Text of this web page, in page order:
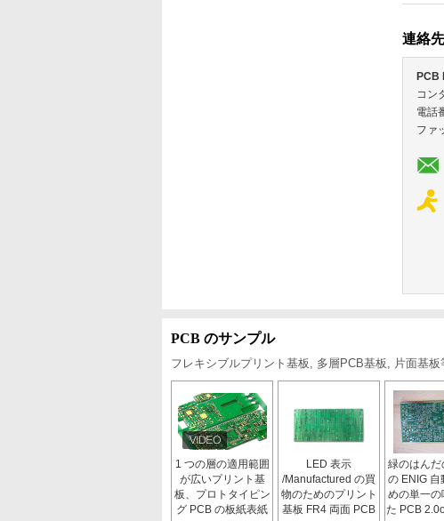
連絡
PCB
コン
電話
ファ
PCB のサンプル
フレキシブルプリント基板, 多層PCB基板, 片面基板
1 つの層の適用範囲
が広いプリント基
板、プロトタイピン
グ PCB の板紙表紙
LED 表示
/Manufactured の買
物のためのプリント
基板 FR4 両面 PCB
緑のはんだ
の ENIG 自
めの単一の
た PCB